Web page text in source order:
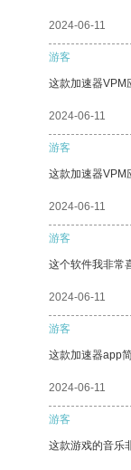
2024-06-11
游客
这款加速器VPM
2024-06-11
游客
这款加速器VPM
2024-06-11
游客
这个软件我非常
2024-06-11
游客
这款加速器app
2024-06-11
游客
这款游戏的音乐